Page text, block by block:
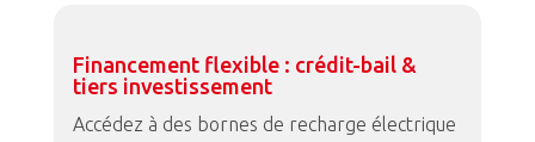
Financement flexible : crédit-bail &
tiers investissement
Accédez à des bornes de recharge électrique